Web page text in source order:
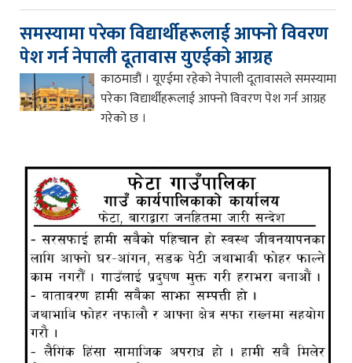
समस्यामा परेका विद्यार्थीहरूलाई आफ्नो विवरण
पेश गर्न नेपाली दूतावास युएईको आग्रह
काठमाडौं । यूएईमा रहेको नेपाली दूतावासले समस्यामा
परेका विद्यार्थीहरूलाई आफ्नो विवरण पेश गर्न आग्रह
गरेको छ ।